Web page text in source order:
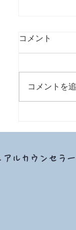
コメント
コメントを
アルカウンセラー